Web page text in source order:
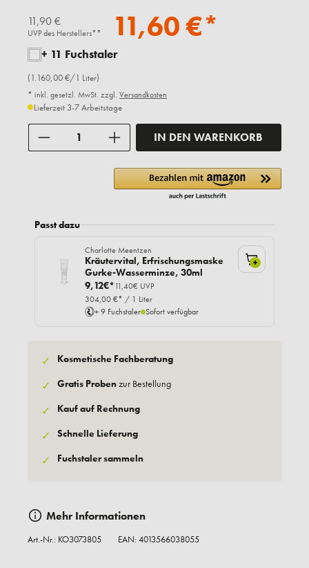
11,90 €
UVP des Herstellers** 11,60 €*
+ 11 Fuchstaler
(1.160,00 €/1 Liter)
* inkl. gesetzl. MwSt. zzgl. Versandkosten
Lieferzeit 3-7 Arbeitstage
IN DEN WARENKORB
Passt dazu
Charlotte Meentzen
Kräutervital, Erfrischungsmaske
Gurke-Wasserminze, 30ml
9,12€*11,40€ UVP
304,00 €* / 1 Liter
+ 9 Fuchstaler Sofort verfügbar
+
✓ Kosmetische Fachberatung
✓ Gratis Probenzur Bestellung
✓ Kauf auf Rechnung
✓ Schnelle Lieferung
✓ Fuchstaler sammeln
Mehr Informationen
Art.-Nr.: KO3073805 EAN: 4013566038055